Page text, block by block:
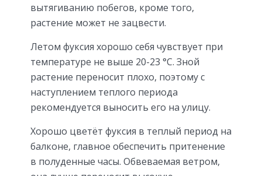
вытягиванию побегов, кроме того,
растение может не зацвести.
Летом фуксия хорошо себя чувствует при
температуре не выше 20-23 °C. Зной
растение переносит плохо, поэтому с
наступлением теплого периода
рекомендуется выносить его на улицу.
Хорошо цветёт фуксия в теплый период на
балконе, главное обеспечить притенение
в полуденные часы. Обвеваемая ветром,